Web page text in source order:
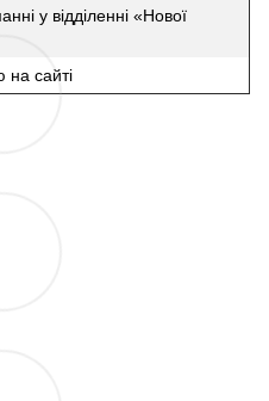
у відділенні «Нової
на сайті